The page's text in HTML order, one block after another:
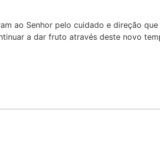
ao Senhor pelo cuidado e direção
a dar fruto através deste novo